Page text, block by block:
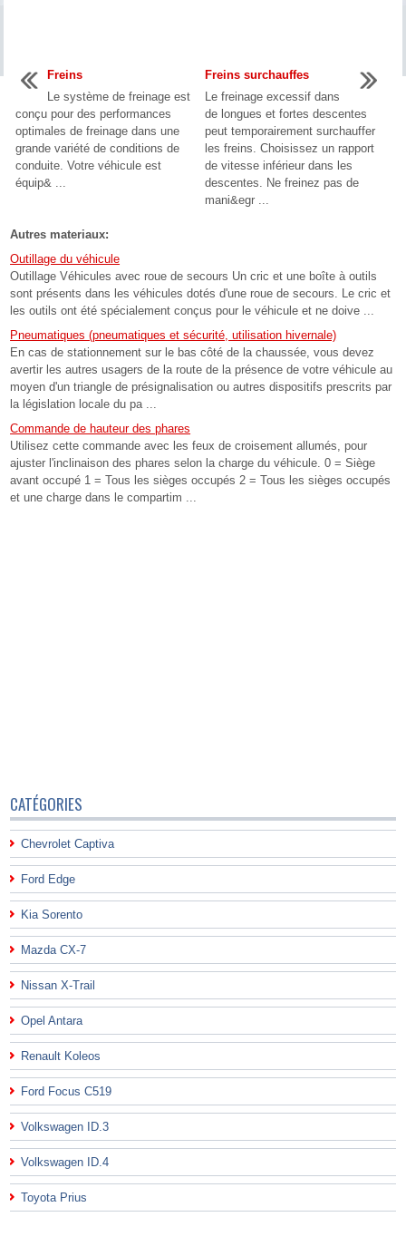
Freins
Le système de freinage est
conçu pour des performances
optimales de freinage dans une
grande variété de conditions de
conduite. Votre véhicule est
équip& ...
Freins surchauffes
Le freinage excessif dans
de longues et fortes descentes
peut temporairement surchauffer
les freins. Choisissez un rapport
de vitesse inférieur dans les
descentes. Ne freinez pas de
mani&egr ...
Autres materiaux:
Outillage du véhicule
Outillage Véhicules avec roue de secours Un cric et une boîte à outils
sont présents dans les véhicules dotés d'une roue de secours. Le cric et
les outils ont été spécialement conçus pour le véhicule et ne doive ...
Pneumatiques (pneumatiques et sécurité, utilisation hivernale)
En cas de stationnement sur le bas côté de la chaussée, vous devez
avertir les autres usagers de la route de la présence de votre véhicule au
moyen d'un triangle de présignalisation ou autres dispositifs prescrits par
la législation locale du pa ...
Commande de hauteur des phares
Utilisez cette commande avec les feux de croisement allumés, pour
ajuster l'inclinaison des phares selon la charge du véhicule. 0 = Siège
avant occupé 1 = Tous les sièges occupés 2 = Tous les sièges occupés
et une charge dans le compartim ...
CATÉGORIES
Chevrolet Captiva
Ford Edge
Kia Sorento
Mazda CX-7
Nissan X-Trail
Opel Antara
Renault Koleos
Ford Focus C519
Volkswagen ID.3
Volkswagen ID.4
Toyota Prius